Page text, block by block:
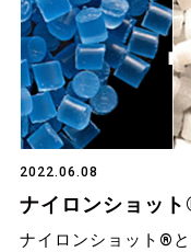
2022.06.08
ナイロンショッ
ナイロンショット®